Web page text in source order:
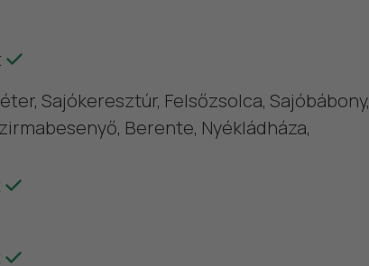
Sajókeresztúr, Felsőzsolca, Sajóbábony,
Berente, Nyékládháza,